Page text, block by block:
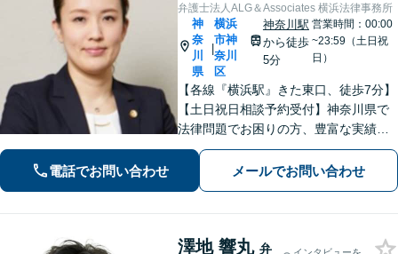
弁護士法人ALG＆Associates 横浜法律事務所
神
奈
川
県
|
横浜
市神
奈川
区
神奈川駅
から徒歩
5分
営業時間：00:00
~23:59（土日祝
日）
【各線『横浜駅』きた東口、徒歩7分】
【土日祝日相談予約受付】神奈川県で
法律問題でお困りの方、豊富な実績と
専門性を持つ弁護士が、ともに解決を
目指します。どうぞお気軽にご相談く
ださい。
電話でお問い合わせ メールでお問い合わせ
澤地 響丸 弁